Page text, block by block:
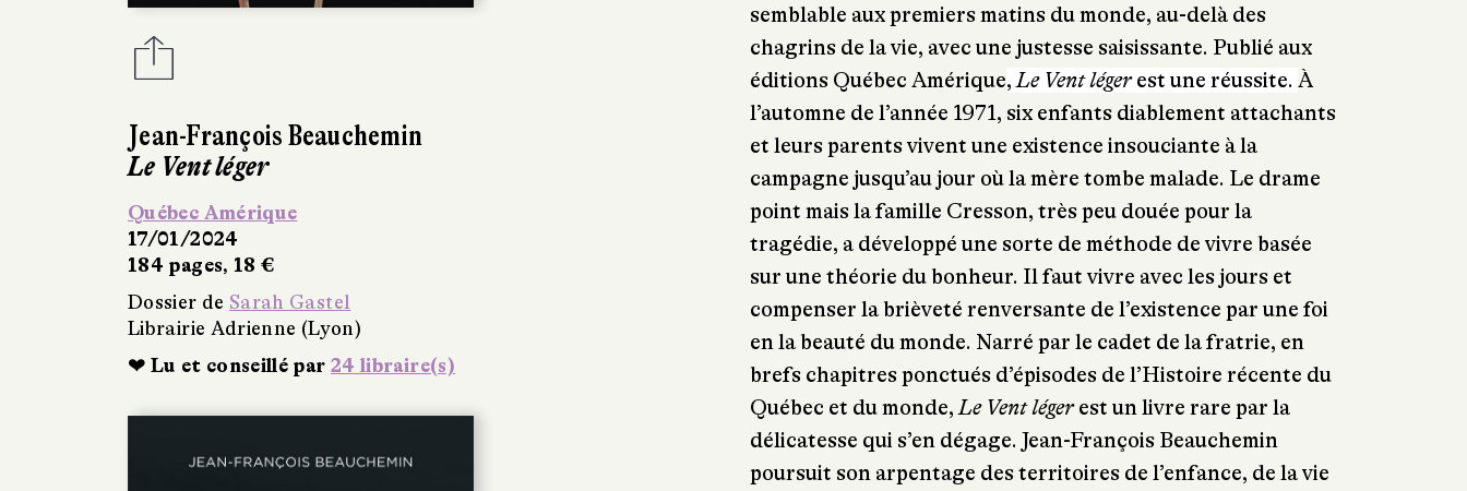
Jean-François Beauchemin
Le Vent léger
Québec Amérique
17/01/2024
184 pages, 18 €
Dossier de Sarah Gastel
Librairie Adrienne (Lyon)
❤ Lu et conseillé par 24 libraire(s)
semblable aux premiers matins du monde, au-delà des
chagrins de la vie, avec une justesse saisissante. Publié aux
éditions Québec Amérique,Le Vent légerest une réussite. À
l’automne de l’année 1971, six enfants diablement attachants
et leurs parents vivent une existence insouciante à la
campagne jusqu’au jour où la mère tombe malade. Le drame
point mais la famille Cresson, très peu douée pour la
tragédie, a développé une sorte de méthode de vivre basée
sur une théorie du bonheur. Il faut vivre avec les jours et
compenser la brièveté renversante de l’existence par une foi
en la beauté du monde. Narré par le cadet de la fratrie, en
brefs chapitres ponctués d’épisodes de l’Histoire récente du
Québec et du monde,Le Vent légerest un livre rare par la
délicatesse qui s’en dégage. Jean-François Beauchemin
poursuit son arpentage des territoires de l’enfance, de la vie